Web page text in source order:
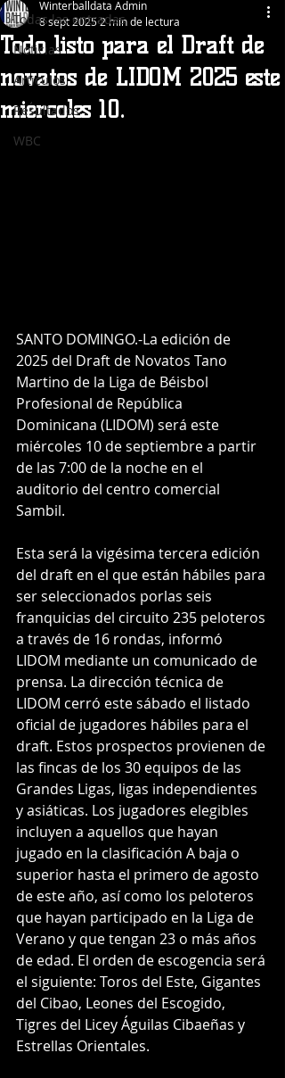
Todas las entradas
Noticias
Articulos
Resultados
WBC
Todo listo para el Draft de
novatos de LIDOM 2025 este
miércoles 10.
Winterballdata Admin
8 sept 20252 min de lectura
SANTO DOMINGO.-La edición de
2025 del Draft de Novatos Tano
Martino de la Liga de Béisbol
Profesional de República
Dominicana (LIDOM) será este
miércoles 10 de septiembre a partir
de las 7:00 de la noche en el
auditorio del centro comercial
Sambil.
Esta será la vigésima tercera edición
del draft en el que están hábiles para
ser seleccionados porlas seis
franquicias del circuito 235 peloteros
a través de 16 rondas, informó
LIDOM mediante un comunicado de
prensa. La dirección técnica de
LIDOM cerró este sábado el listado
oficial de jugadores hábiles para el
draft. Estos prospectos provienen de
las fincas de los 30 equipos de las
Grandes Ligas, ligas independientes
y asiáticas. Los jugadores elegibles
incluyen a aquellos que hayan
jugado en la clasificación A baja o
superior hasta el primero de agosto
de este año, así como los peloteros
que hayan participado en la Liga de
Verano y que tengan 23 o más años
de edad. El orden de escogencia será
el siguiente: Toros del Este, Gigantes
del Cibao, Leones del Escogido,
Tigres del Licey Águilas Cibaeñas y
Estrellas Orientales.